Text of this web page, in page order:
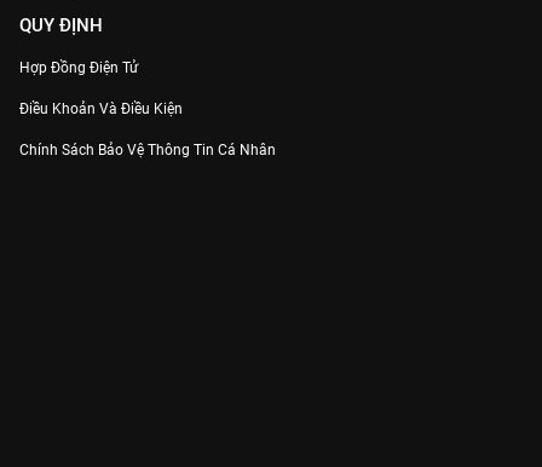
QUY ĐỊNH
Hợp Đồng Điện Tử
Điều Khoản Và Điều Kiện
Chính Sách Bảo Vệ Thông Tin Cá Nhân